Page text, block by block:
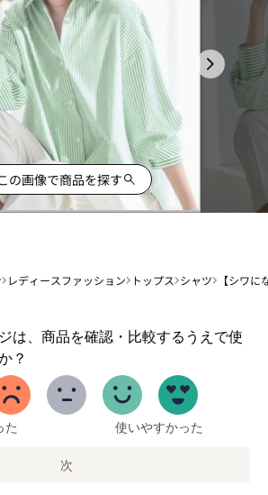
の画像で商品を探す
レディースファッション トップス シャツ 【シワ
は、商品を確認・比較するうえで使
？
た 使いやすかった
次